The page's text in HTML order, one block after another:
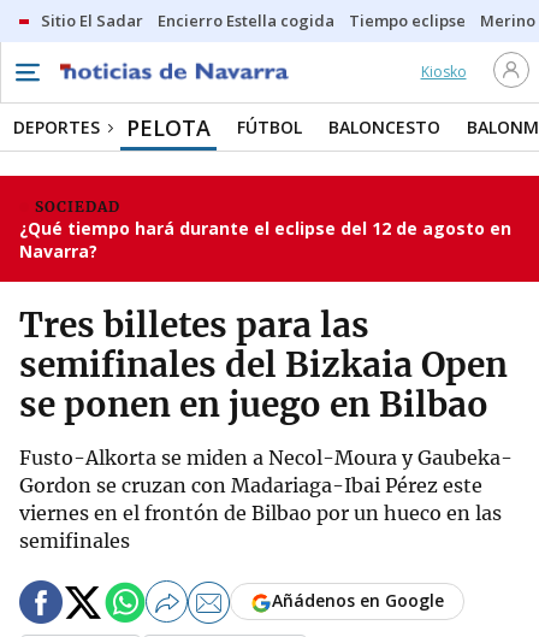
Sitio El Sadar Encierro Estella cogida Tiempo eclipse
Kiosko
DEPORTES PELOTA FÚTBOL BALONCESTO
SOCIEDAD
¿Qué tiempo hará durante el eclipse del 12 de agosto en
Navarra?
Tres billetes para las
semifinales del Bizkaia Open
se ponen en juego en Bilbao
Fusto-Alkorta se miden a Necol-Moura y Gaubeka-
Gordon se cruzan con Madariaga-Ibai Pérez este
viernes en el frontón de Bilbao por un hueco en las
semifinales
Añádenos en Google